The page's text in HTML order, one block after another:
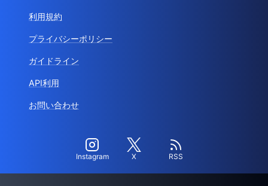
利用規約
プライバシーポリシー
ガイドライン
API利用
お問い合わせ
Instagram X RSS